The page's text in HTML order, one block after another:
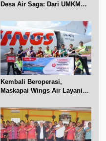
Desa Air Saga: Dari UMKM
Kembali Beroperasi,
Maskapai Wings Air Layani